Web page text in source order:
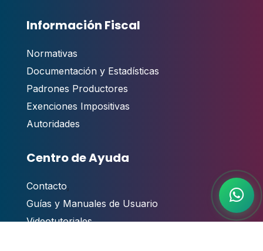
Información Fiscal
Normativas
Documentación y Estadísticas
Padrones Productores
Exenciones Impositivas
Autoridades
Centro de Ayuda
Contacto,
Guías y Manuales de Usuario
Videotutoriales